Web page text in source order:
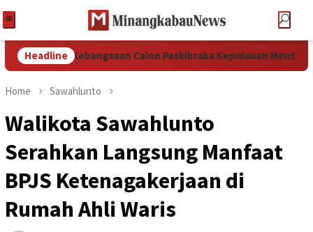
HeadlineKebangsaan Calon Paskibraka Kepulauan Mentawai
Home Sawahlunto
Walikota Sawahlunto
Serahkan Langsung Manfaat
BPJS Ketenagakerjaan di
Rumah Ahli Waris